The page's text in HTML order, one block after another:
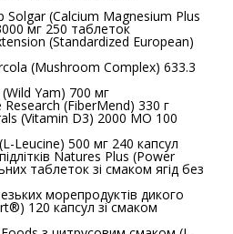
Plus
мг 250 таблеток
European)
(Mushroom Complex) 633.3
Yam) 700 мг
Харчові волокна Thorne Research (FiberMend) 330 г
(Vitamin D3) 2000 МО 100
Leucine) 500 мг 240 капсул
Natures Plus (Power
таблеток зі смаком ягід без
морепродуктів дикого
120 капсул зі смаком